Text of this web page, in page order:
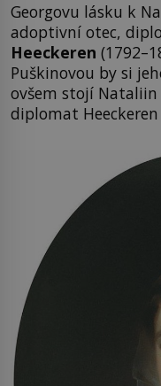
Georgovu lásku k
adoptivní otec,
Heeckeren
Puškinovou by si
ovšem stojí Nataliin
diplomat